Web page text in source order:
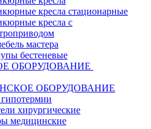
кресла стационарные
кресла с
мастера
бестеневые
ОБОРУДОВАНИЕ
ОБОРУДОВАНИЕ
хирургические
медицинские